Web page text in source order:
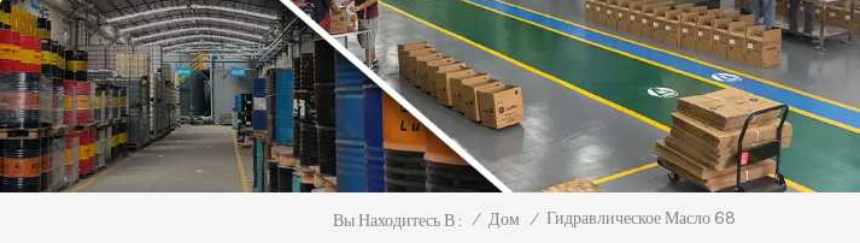
Вы Находитесь В : / Дом / Гидравлическое Масло 68